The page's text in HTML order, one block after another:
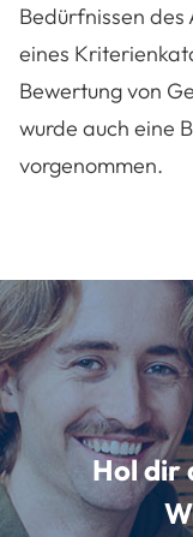
Bedürfnissen
eines
Bewertung von
wurde auch eine
vorgenommen.
Hol dir